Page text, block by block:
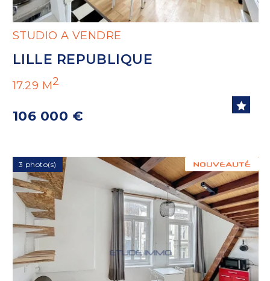
106 000 €
STUDIO A VENDRE
LILLE REPUBLIQUE
17.29 M2
3 photo(s)